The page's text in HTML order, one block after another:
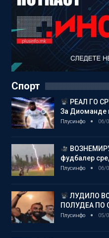
Спорт
РЕАЛ ГО
За Диоманде
Плусинфо 06/
фудбалер
Плусинфо 06/
ЛУДИЛО
ПОЛУДЕА ПО
Плусинфо 05/